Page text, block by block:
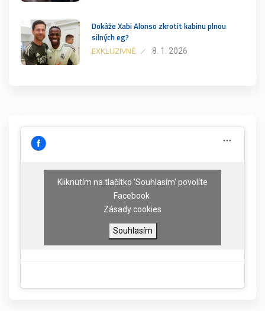
Dokáže Xabi Alonso zkrotit kabinu plnou
silných eg?
EXKLUZIVNĚ 8. 1. 2026
Kliknutím na tlačítko 'Souhlasím' povolíte
Facebook
Zásady cookies
Souhlasím